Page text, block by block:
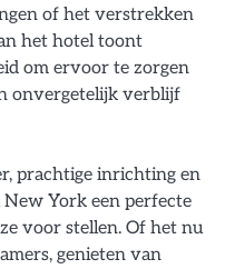
of het verstrekken
het hotel toont
om ervoor te zorgen
onvergetelijk verblijf
prachtige inrichting en
York een perfecte
voor stellen. Of het nu
genieten van